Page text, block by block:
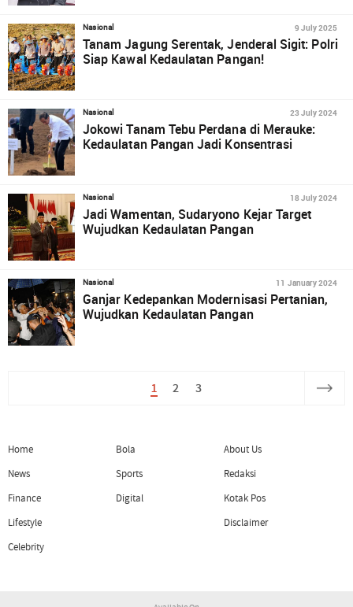
Nasional 9 July 2025
Tanam Jagung Serentak, Jenderal Sigit: Polri
Siap Kawal Kedaulatan Pangan!
Nasional 23 July 2024
Jokowi Tanam Tebu Perdana di Merauke:
Kedaulatan Pangan Jadi Konsentrasi
Nasional 18 July 2024
Jadi Wamentan, Sudaryono Kejar Target
Wujudkan Kedaulatan Pangan
Nasional 11 January 2024
Ganjar Kedepankan Modernisasi Pertanian,
Wujudkan Kedaulatan Pangan
1 2 3
Home
News
Finance
Lifestyle
Celebrity
Bola
Sports
Digital
About Us
Redaksi
Kotak Pos
Disclaimer